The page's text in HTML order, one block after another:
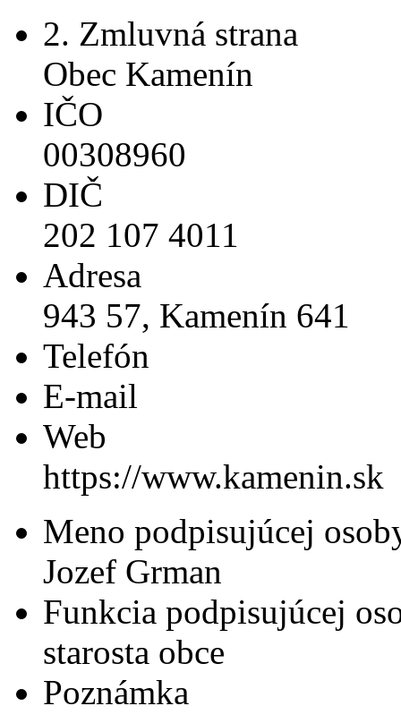
2. Zmluvná strana
Obec Kamenín
IČO
00308960
DIČ
202 107 4011
Adresa
943 57, Kamenín 641
Telefón
E-mail
Web
https://www.kamenin.sk
Meno podpisujúcej
Jozef Grman
Funkcia podpisujúcej
starosta obce
Poznámka